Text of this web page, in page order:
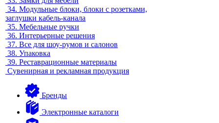
34. Модульные блоки, блоки с розетками,
заглушки кабель-канала
35. Мебельные ручки
36. Интерьерные решения
37. Все для шоу-румов и салонов
38. Упаковка
39. Реставрационные материалы
Сувенирная и рекламная продукция
Бренды
Электронные каталоги